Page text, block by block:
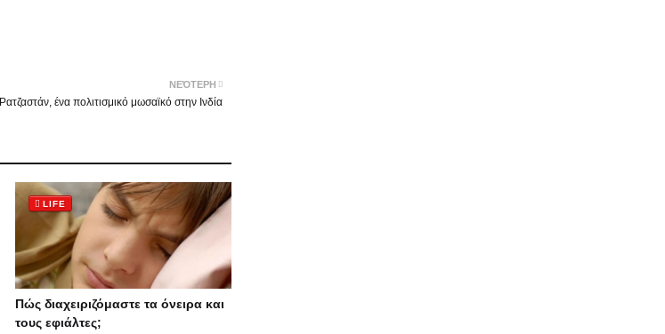
ΝΕΌΤΕΡΗ
Ρατζαστάν, ένα πολιτισμικό μωσαϊκό στην Ινδία
LIFE
Πώς διαχειριζόμαστε τα όνειρα και
τους εφιάλτες;